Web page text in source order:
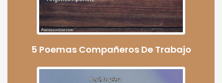
5 Poemas Compañeros De Trabajo